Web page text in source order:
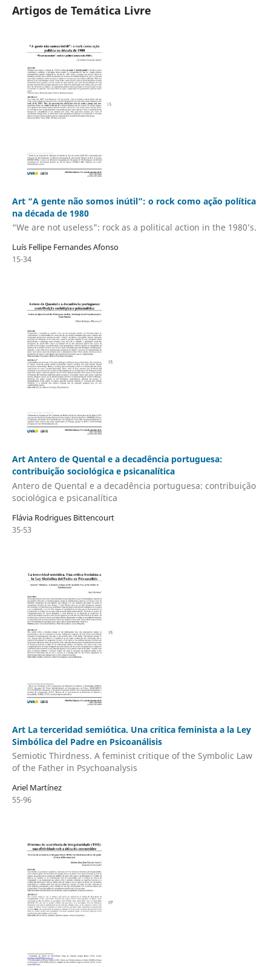
Artigos de Temática Livre
Art “A gente não somos inútil”: o rock como ação política
na década de 1980
“We are not useless": rock as a political action in the 1980’s.
Luís Fellipe Fernandes Afonso
15-34
Art Antero de Quental e a decadência portuguesa:
contribuição sociológica e psicanalítica
Antero de Quental e a decadência portuguesa: contribuição
sociológica e psicanalítica
Flávia Rodrigues Bittencourt
35-53
Art La terceridad semiótica. Una crítica feminista a la Ley
Simbólica del Padre en Psicoanálisis
Semiotic Thirdness. A feminist critique of the Symbolic Law
of the Father in Psychoanalysis
Ariel Martínez
55-96